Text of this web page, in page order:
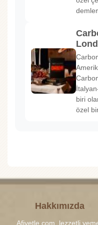
biri
özel
Hakkımızda
Afiyetle.com, lezzetli